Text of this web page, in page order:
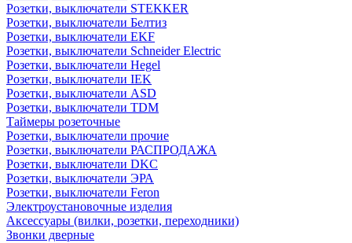
Розетки, выключатели STEKKER
Розетки, выключатели Белтиз
Розетки, выключатели EKF
Розетки, выключатели Schneider Electric
Розетки, выключатели Hegel
Розетки, выключатели IEK
Розетки, выключатели ASD
Розетки, выключатели TDM
Таймеры розеточные
Розетки, выключатели прочие
Розетки, выключатели РАСПРОДАЖА
Розетки, выключатели DKC
Розетки, выключатели ЭРА
Розетки, выключатели Feron
Электроустановочные изделия
Аксессуары (вилки, розетки, переходники)
Звонки дверные